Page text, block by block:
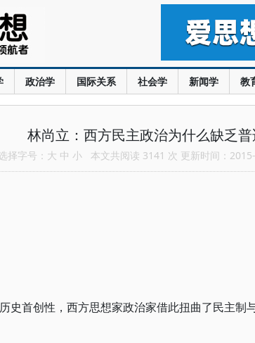
政治学 国际关系 社会学 新闻学 教
林尚立：西方民主政治为什么缺乏普
择字号： 大 中 小 本文共阅读 3141 次 更新时间：
史首创性，西方思想家政治家借此扭曲了民主